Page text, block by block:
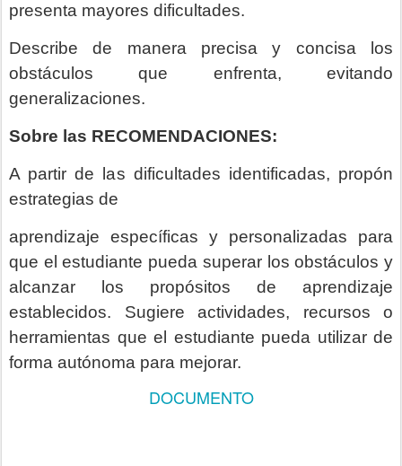
presenta mayores dificultades.
Describe de manera precisa y concisa los
obstáculos que enfrenta, evitando
generalizaciones.
Sobre las RECOMENDACIONES:
A partir de las dificultades identificadas, propón
estrategias de
aprendizaje específicas y personalizadas para
que el estudiante pueda superar los obstáculos y
alcanzar los propósitos de aprendizaje
establecidos. Sugiere actividades, recursos o
herramientas que el estudiante pueda utilizar de
forma autónoma para mejorar.
DOCUMENTO